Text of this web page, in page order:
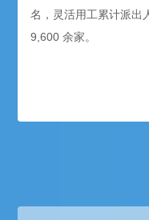
名，灵活用工累计派出
9,600 余家。